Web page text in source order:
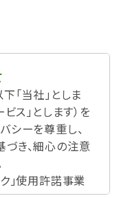
「当社」としま
ス」とします）を
シーを尊重し、
き、細心の注意
」使用許諾事業